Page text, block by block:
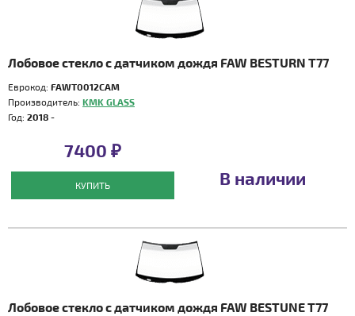
Лобовое стекло с датчиком дождя FAW BESTURN T77
Еврокод: FAWT0012CAM
Производитель: KMK GLASS
Год: 2018 -
7400 ₽
КУПИТЬ В наличии
Лобовое стекло с датчиком дождя FAW BESTUNE T77